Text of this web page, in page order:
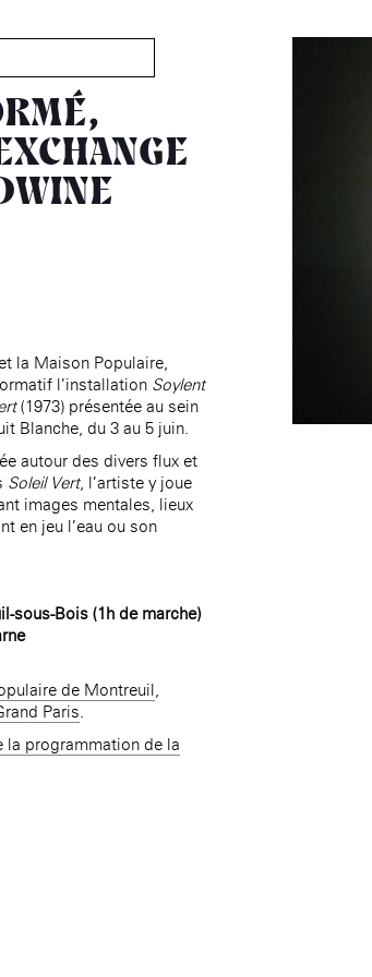
la Maison Populaire,
l’installation Soylent
(1973) présentée au sein
Blanche, du 3 au 5 juin.
autour des divers flux et
Soleil Vert, l’artiste y joue
images mentales, lieux
en jeu l’eau ou son
sous-Bois (1h de marche)
de Montreuil,
Paris.
la programmation de la
MABA
Expositions
Expositions passées
Événements à la MABA
Publics de la MABA
Infos pratiques
nationale
des artistes
Présentation
Accueil de la
Fondation des Artistes